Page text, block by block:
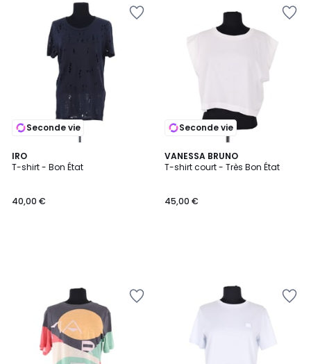
Seconde vie
IRO
T-shirt - Bon État
40,00 €
Seconde vie
VANESSA BRUNO
T-shirt court - Très Bon État
45,00 €